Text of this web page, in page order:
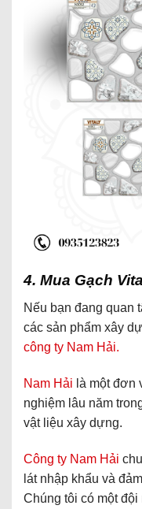
4. Mua Gạch
Nếu bạn đang quan
các sản phẩm xây
công ty Nam Hải.
Nam Hải là một đơn
nghiệm lâu năm
vật liệu xây dựng.
Công ty Nam Hải
lát nhập khẩu và
Chúng tôi có một